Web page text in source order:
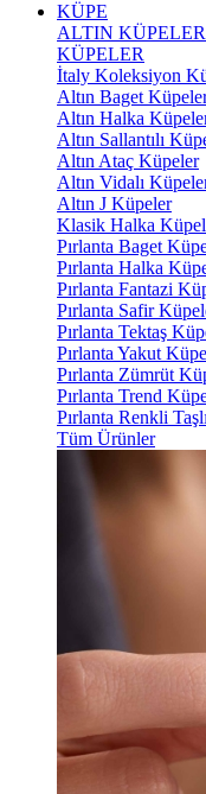
KÜPE
ALTIN KÜPELER
KÜPELER
İtaly Koleksiyon
Altın Baget
Altın Halka
Altın Sallantılı
Altın Ataç Küpeler
Altın Vidalı
Altın J Küpeler
Klasik Halka
Pırlanta Baget
Pırlanta Halka
Pırlanta Fantazi
Pırlanta Safir
Pırlanta Tektaş
Pırlanta Yakut
Pırlanta Zümrüt
Pırlanta Trend
Pırlanta Renkli
Tüm Ürünler